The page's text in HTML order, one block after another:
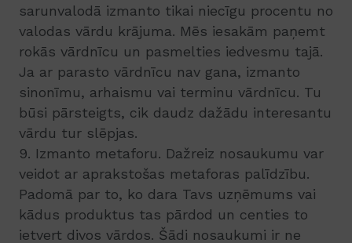
sarunvalodā izmanto tikai niecīgu procentu no
valodas vārdu krājuma. Mēs iesakām paņemt
rokās vārdnīcu un pasmelties iedvesmu tajā.
Ja ar parasto vārdnīcu nav gana, izmanto
sinonīmu, arhaismu vai terminu vārdnīcu. Tu
būsi pārsteigts, cik daudz dažādu interesantu
vārdu tur slēpjas.
9. Izmanto metaforu. Dažreiz nosaukumu var
veidot ar aprakstošas metaforas palīdzību.
Padomā par to, ko dara Tavs uzņēmums vai
kādus produktus tas pārdod un centies to
ietvert divos vārdos. Šādi nosaukumi ir ne